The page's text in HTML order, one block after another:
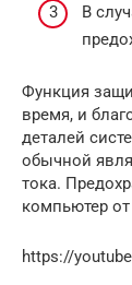
В
Функция
время, и
деталей
обычной
тока.
компьютер
https://